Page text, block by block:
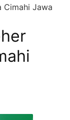
Cimahi Jawa